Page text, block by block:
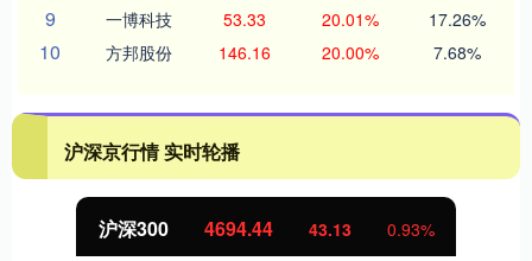
9 一博科技 53.33 20.01% 17.26%
10 方邦股份 146.16 20.00% 7.68%
沪深京行情 实时轮播
沪深300 4694.44 43.13 0.93%